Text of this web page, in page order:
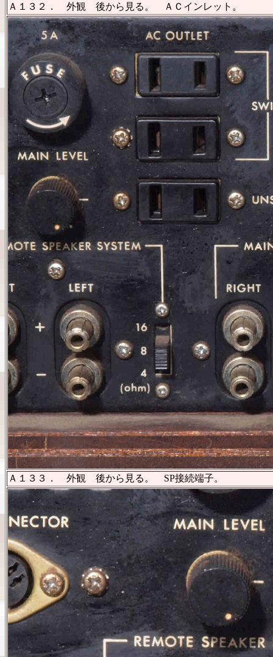
Ａ１３２． 外観 後から見る。 ＡＣインレット。
Ａ１３３． 外観 後から見る。 SP接続端子。